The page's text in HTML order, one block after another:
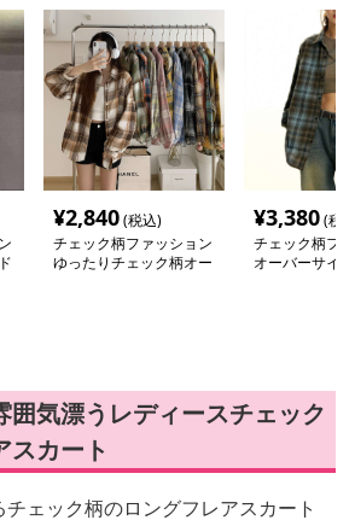
¥2,840(税込)
チェック柄ファッション
ゆったりチェック柄オー
¥3,380(税
チェック柄フ
オーバーサイ
囲気漂うレディースチェック
スカート
ェック柄のロングフレアスカート